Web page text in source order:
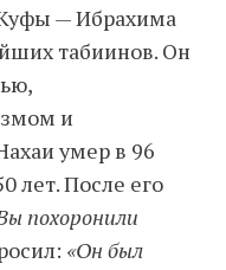
— Ибрахима
табиинов. Он
и
умер в 96
лет. После его
похоронили
«Он был